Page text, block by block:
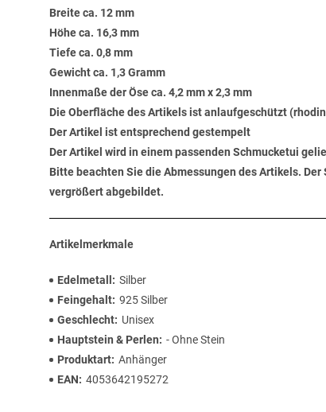
Breite ca. 12 mm
Höhe ca. 16,3 mm
Tiefe ca. 0,8 mm
Gewicht ca. 1,3 Gramm
Innenmaße der Öse ca. 4,2 mm x 2,3 mm
Die Oberfläche des Artikels ist anlaufgeschützt
Der Artikel ist entsprechend gestempelt
Der Artikel wird in einem passenden Schmucketui
Bitte beachten Sie die Abmessungen des Artikels.
vergrößert abgebildet.
Artikelmerkmale
Edelmetall
Silber
Feingehalt 925 Silber
Geschlecht
Unisex
Hauptstein & Perlen
- Ohne Stein
Produktart Anhänger
EAN
4053642195272